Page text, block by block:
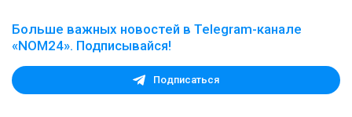
Больше важных новостей в Telegram-канале
«NOM24». Подписывайся!
Подписаться